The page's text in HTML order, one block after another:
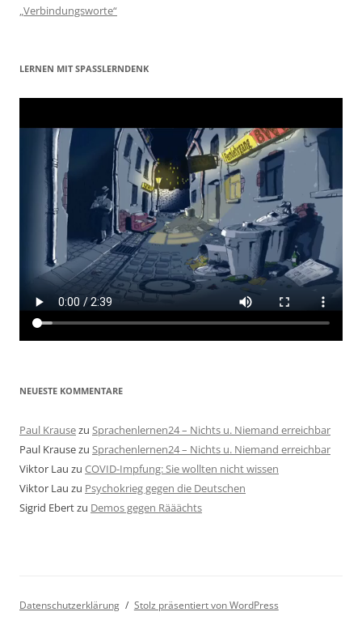
„Verbindungsworte“
LERNEN MIT SPASSLERNDENK
NEUESTE KOMMENTARE
Paul Krausezu Sprachenlernen24 – Nichts u. Niemand erreichbar
Paul Krausezu Sprachenlernen24 – Nichts u. Niemand erreichbar
Viktor Lau zu COVID-Impfung: Sie wollten nicht wissen
Viktor Lau zu Psychokrieg gegen die Deutschen
Sigrid Ebertzu Demos gegen Rääächts
Datenschutzerklärung Stolz präsentiert von WordPress